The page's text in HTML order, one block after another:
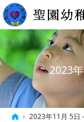
2023
ホーム
2023年11月 5日